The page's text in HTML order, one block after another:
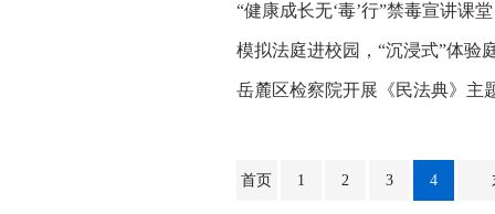
“健康成长无‘毒’行”禁毒宣讲课堂
模拟法庭进校园，“沉浸式”体验
岳麓区检察院开展《民法典》主
首页 1 2 3 4